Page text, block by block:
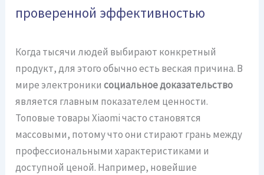
проверенной эффективностью
Когда тысячи людей выбирают конкретный
продукт, для этого обычно есть веская причина. В
мире электроникисоциальное доказательство
является главным показателем ценности.
Топовые товары Xiaomi часто становятся
массовыми, потому что они стирают грань между
профессиональными характеристиками и
доступной ценой. Например, новейшие